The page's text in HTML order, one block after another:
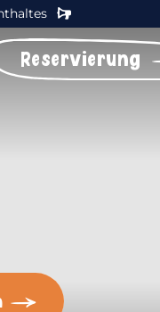
Reservierung